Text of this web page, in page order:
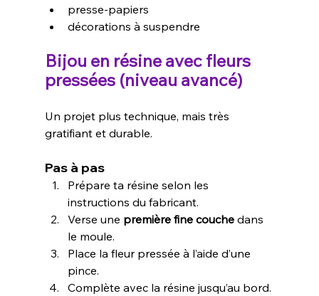
presse-papiers
décorations à suspendre
Bijou en résine avec fleurs
pressées (niveau avancé)
Un projet plus technique, mais très
gratifiant et durable.
Pas à pas
Prépare ta résine selon les
instructions du fabricant.
Verse une première fine couche dans
le moule.
Place la fleur pressée à l’aide d’une
pince.
Complète avec la résine jusqu’au bord.